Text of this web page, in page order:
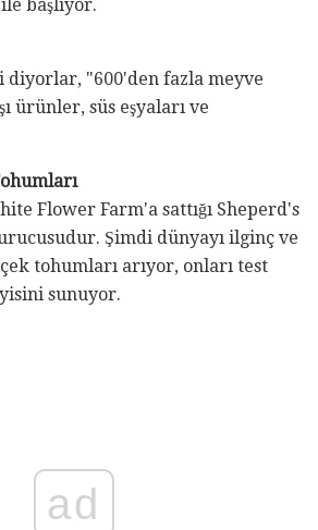
başlıyor.
"600'den fazla meyve
ürünler, süs eşyaları ve
Flower Farm'a sattığı Sheperd's
Şimdi dünyayı ilginç ve
tohumları arıyor, onları test
sunuyor.
ad